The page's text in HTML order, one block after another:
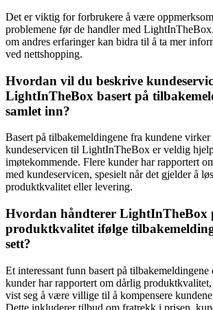
Det er viktig for forbrukere å være
problemene før de handler med
om andres erfaringer kan bidra til å ta mer
ved nettshopping.
Hvordan vil du beskrive
LightInTheBox basert på
samlet inn?
Basert på tilbakemeldingene fra kundene virker
kundeservicen til LightInTheBox er veldig
imøtekommende. Flere kunder har rapportert
med kundeservicen, spesielt når det gjelder å
produktkvalitet eller levering.
Hvordan håndterer LightInTheBox
produktkvalitet ifølge
sett?
Et interessant funn basert på tilbakemeldingene
kunder har rapportert om dårlig
vist seg å være villige til å kompensere
Dette inkluderer tilbud om fratrekk i prisen,